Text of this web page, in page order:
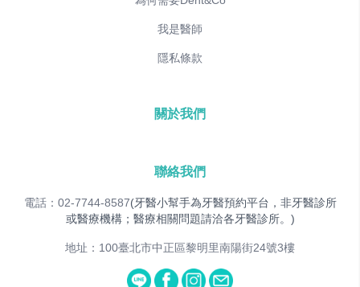
我是醫師
隱私條款
關於我們
聯絡我們
電話：02-7744-8587(牙醫小幫手為牙醫預約平台，非牙醫診所
或醫療機構；醫療相關問題請洽各牙醫診所。)
地址：100臺北市中正區黎明里南陽街24號3樓